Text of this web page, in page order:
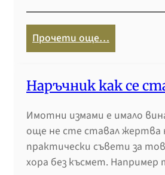
о
а
в
н
о
с
т
Прочети още…
А
т
4
,
1
5
Наръчник как се
Имотни измами е имало
още не сте ставал жертва
практически съвети за
хора без късмет.